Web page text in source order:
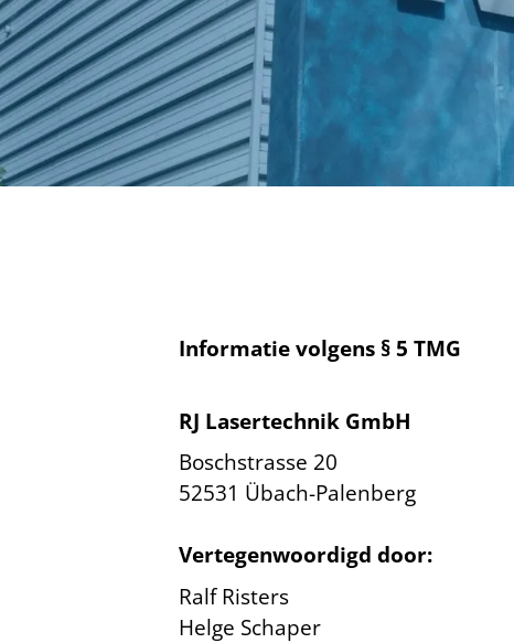
Informatie volgens § 5 TMG
RJ Lasertechnik GmbH
Boschstrasse 20
52531 Übach-Palenberg
Vertegenwoordigd door:
Ralf Risters
Helge Schaper